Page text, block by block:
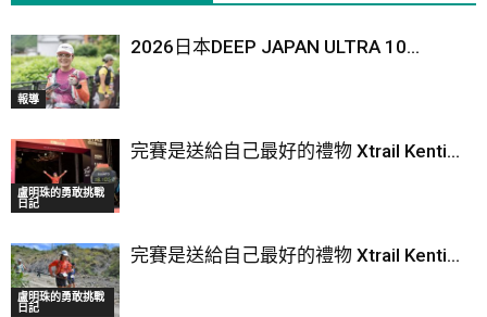
報導
2026日本DEEP JAPAN ULTRA 10...
盧明珠的勇敢挑戰
日記
完賽是送給自己最好的禮物 Xtrail Kenti...
盧明珠的勇敢挑戰
日記
完賽是送給自己最好的禮物 Xtrail Kenti...